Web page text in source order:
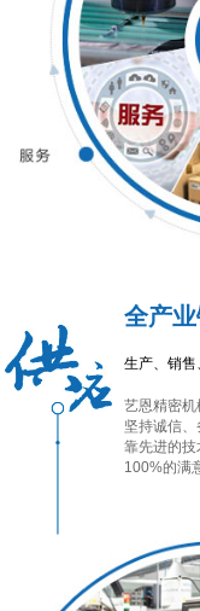
全产
生产、销
艺恩精密机
坚持诚信
靠先进的
100%的满